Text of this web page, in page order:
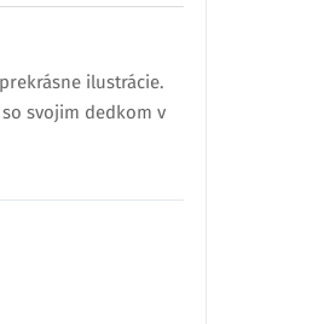
ilustrácie.
svojim dedkom v